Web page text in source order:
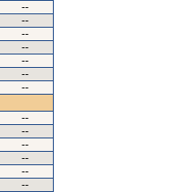
--
--
--
--
--
--
--
--
--
--
--
--
--